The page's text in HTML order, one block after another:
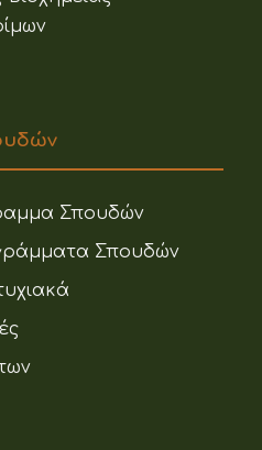
Σπουδών
Σπουδών